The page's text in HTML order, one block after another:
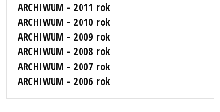
ARCHIWUM - 2011 rok
ARCHIWUM - 2010 rok
ARCHIWUM - 2009 rok
ARCHIWUM - 2008 rok
ARCHIWUM - 2007 rok
ARCHIWUM - 2006 rok